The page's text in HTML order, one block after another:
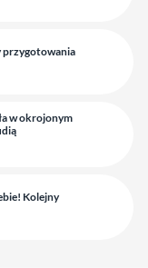
przygotowania
w okrojonym
Kolejny